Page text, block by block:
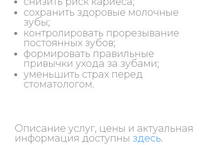
сохранить здоровые молочные
зубы;
контролировать прорезывание
постоянных зубов;
формировать правильные
привычки ухода за зубами;
уменьшить страх перед
стоматологом.
Описание услуг, цены и актуальная
информация доступны здесь.